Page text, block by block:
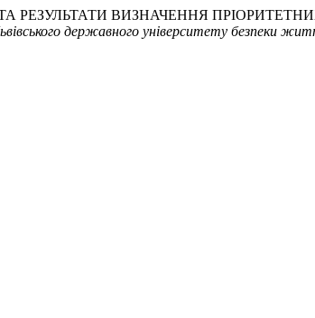
ТА РЕЗУЛЬТАТИ ВИЗНАЧЕННЯ
державного університету безпеки